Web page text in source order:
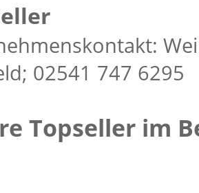
02541 747 6295
Topseller im